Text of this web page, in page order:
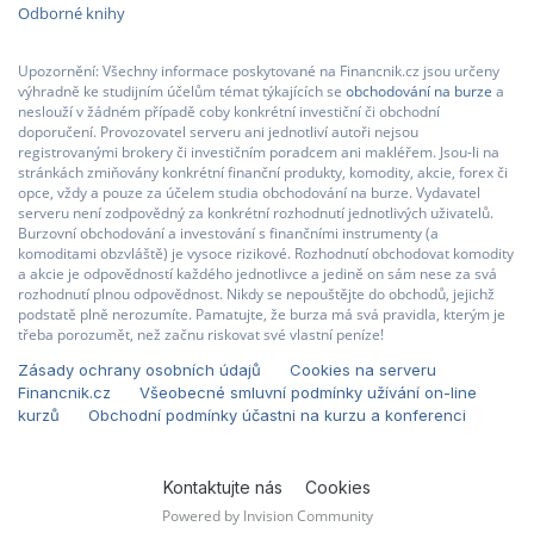
Odborné knihy
Upozornění: Všechny informace poskytované na Financnik.cz jsou určeny
výhradně ke studijním účelům témat týkajících se obchodování na burze a
neslouží v žádném případě coby konkrétní investiční či obchodní
doporučení. Provozovatel serveru ani jednotliví autoři nejsou
registrovanými brokery či investičním poradcem ani makléřem. Jsou-li na
stránkách zmiňovány konkrétní finanční produkty, komodity, akcie, forex či
opce, vždy a pouze za účelem studia obchodování na burze. Vydavatel
serveru není zodpovědný za konkrétní rozhodnutí jednotlivých uživatelů.
Burzovní obchodování a investování s finančními instrumenty (a
komoditami obzvláště) je vysoce rizikové. Rozhodnutí obchodovat komodity
a akcie je odpovědností každého jednotlivce a jedině on sám nese za svá
rozhodnutí plnou odpovědnost. Nikdy se nepouštějte do obchodů, jejichž
podstatě plně nerozumíte. Pamatujte, že burza má svá pravidla, kterým je
třeba porozumět, než začnu riskovat své vlastní peníze!
Zásady ochrany osobních údajů
Cookies na serveru
Financnik.cz
Všeobecné smluvní podmínky užívání on-line
kurzů
Obchodní podmínky účastni na kurzu a konferenci
Kontaktujte nás
Cookies
Powered by Invision Community